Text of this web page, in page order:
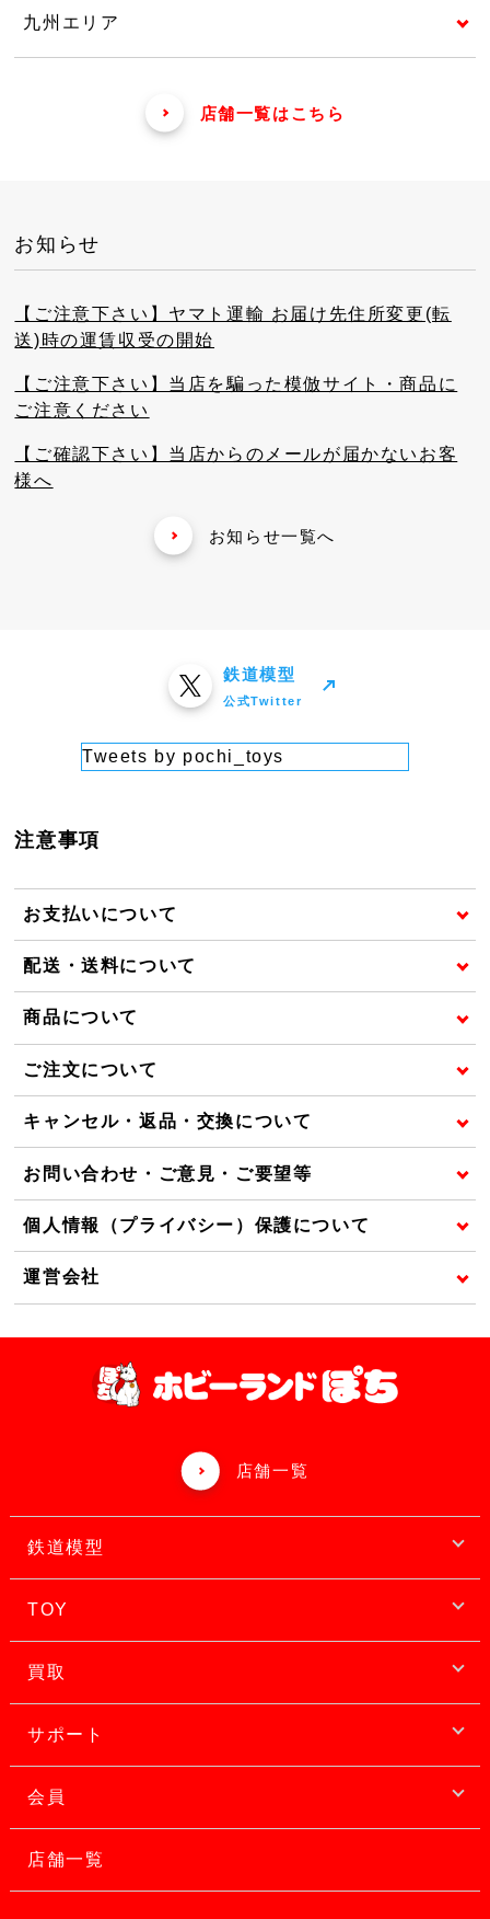
九州エリア
店舗一覧はこちら
お知らせ
【ご注意下さい】ヤマト運輸 お届け先住所変更(転
送)時の運賃収受の開始
【ご注意下さい】当店を騙った模倣サイト・商品に
ご注意ください
【ご確認下さい】当店からのメールが届かないお客
様へ
お知らせ一覧へ
鉄道模型
公式Twitter
Tweets by pochi_toys
注意事項
お支払いについて
配送・送料について
商品について
ご注文について
キャンセル・返品・交換について
お問い合わせ・ご意見・ご要望等
個人情報（プライバシー）保護について
運営会社
店舗一覧
鉄道模型
TOY
買取
サポート
会員
店舗一覧